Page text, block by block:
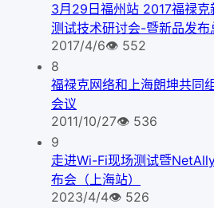
3月29日福州站 2017福禄
测试技术研讨会-暨新品发布
2017/4/6👁 552
8
福禄克网络和上海朗坤共同
会议
2011/10/27👁 536
9
走进Wi-Fi现场测试暨
布会（上海站）
2023/4/4👁 526